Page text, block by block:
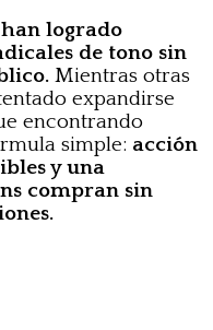
han logrado
de tono sin
Mientras otras
expandirse
encontrando
simple: acción
y una
compran sin